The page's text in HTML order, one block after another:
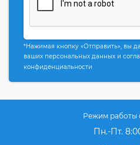
*Нажимая кнопку «Отправить», вы
ваших персональных данных и
конфиденциальности
Режим работы
Пн.-Пт.